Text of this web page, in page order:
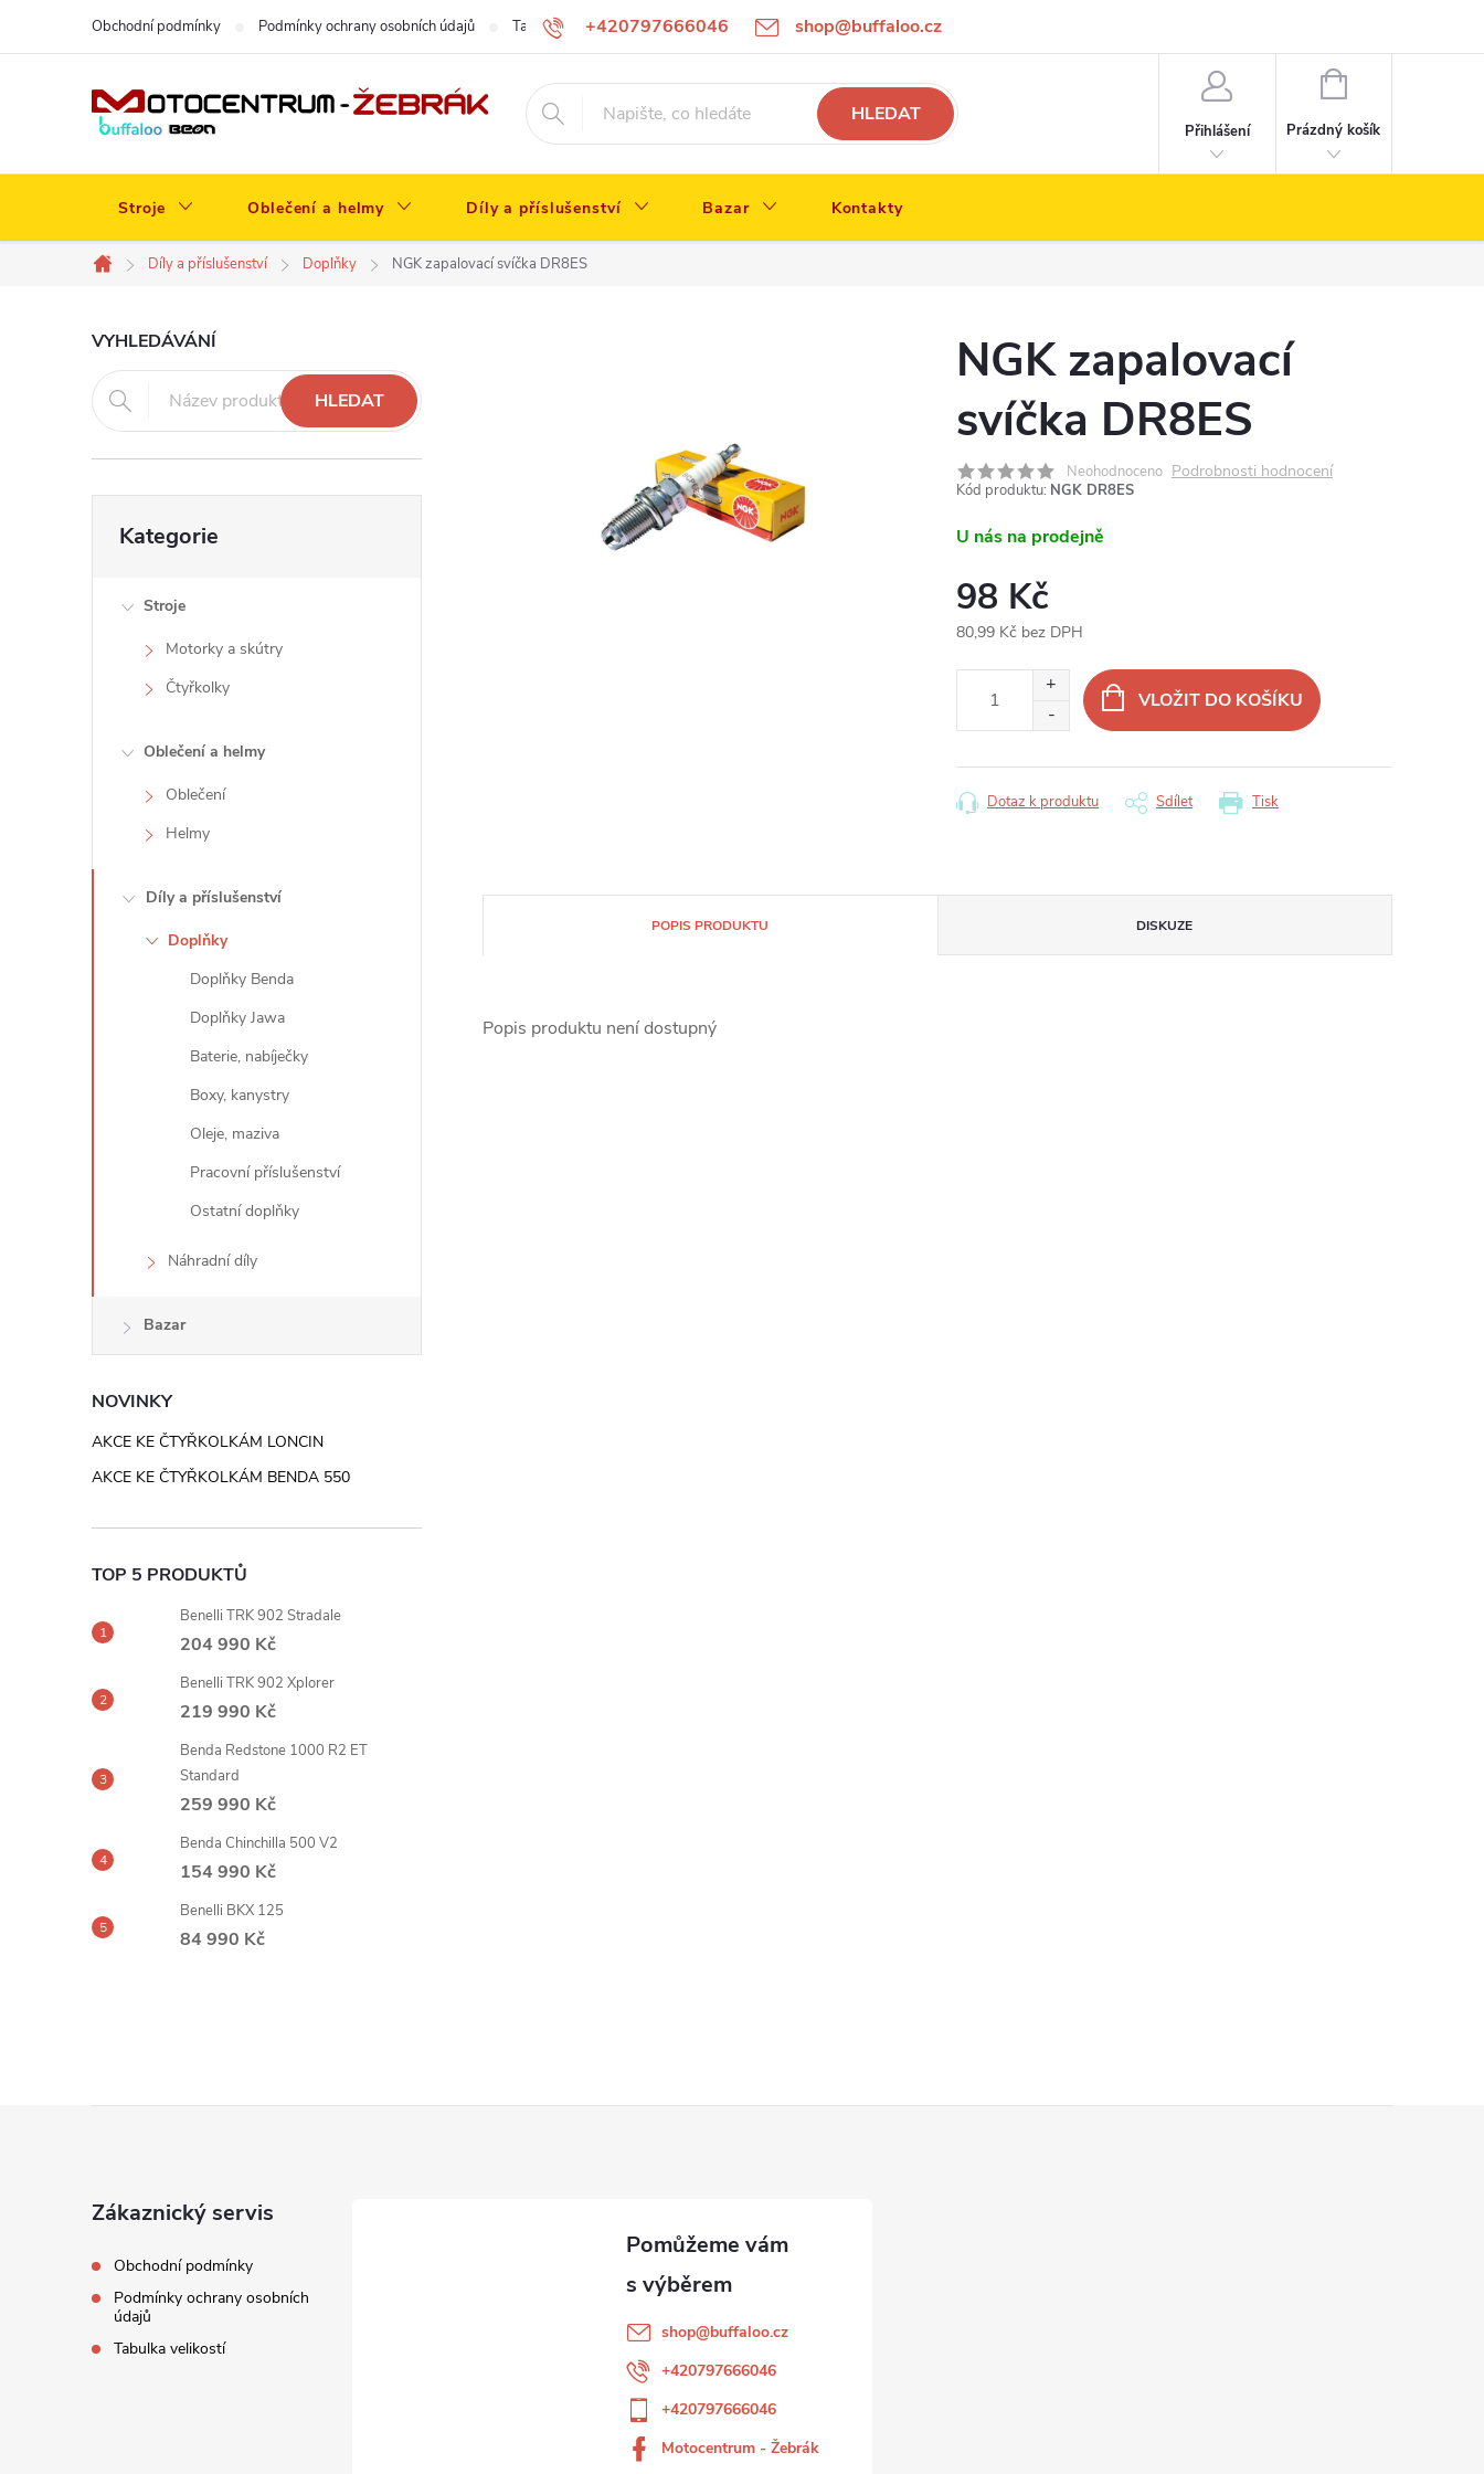
+420797666046 shop@buffaloo.cz
Obchodní podmínky Podmínky ochrany osobních údajů Tabulka velikostí
HLEDAT
Přihlášení
NÁKUPNÍ
Prázdný košík
Stroje Oblečení a helmy Díly a příslušenství Bazar Kontakty
Domů
Díly a příslušenství Doplňky NGK zapalovací svíčka DR8ES
P
o
s
p
VYHLEDÁVÁNÍ
HLEDAT
kategorie
Kategorie
Stroje
Motorky a skútry
Čtyřkolky
Oblečení a helmy
Oblečení
Helmy
Díly a příslušenství
Doplňky
Doplňky Benda
Doplňky Jawa
Baterie, nabíječky
Boxy, kanystry
Oleje, maziva
Pracovní příslušenství
Ostatní doplňky
Náhradní díly
Bazar
NOVINKY
AKCE KE ČTYŘKOLKÁM LONCIN
AKCE KE ČTYŘKOLKÁM BENDA 550
TOP 5 PRODUKTŮ
Benelli TRK 902 Stradale
204 990 Kč
Benelli TRK 902 Xplorer
219 990 Kč
Benda Redstone 1000 R2 ET
Standard
259 990 Kč
Benda Chinchilla 500 V2
154 990 Kč
Benelli BKX 125
84 990 Kč
NGK zapalovací
svíčka DR8ES
Neohodnoceno Podrobnosti hodnocení
Kód produktu: NGK DR8ES
U nás na prodejně
98 Kč
80,99 Kč bez DPH
VLOŽIT DO KOŠÍKU
Tisk
Dotaz k produktu Sdílet
POPIS PRODUKTU DISKUZE
Popis produktu není dostupný
Zákaznický servis
Obchodní podmínky
Podmínky ochrany osobních
údajů
Tabulka velikostí
shop@buffaloo.cz
+420797666046
+420797666046
Motocentrum - Žebrák